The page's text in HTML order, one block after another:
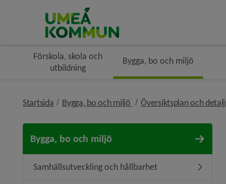
Förskola, skola och
utbildning
Bygga, bo och miljö
Startsida Bygga, bo och miljö nivå i
Översiktsplan och
Bygga, bo och miljö
Samhällsutveckling och hållbarhet